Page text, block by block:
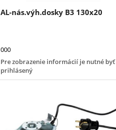
AL-nás.výh.dosky B3 130x20
000
Pre zobrazenie informácií je nutné byť
prihlásený